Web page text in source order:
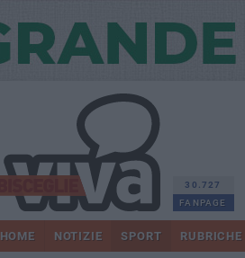
30.727
FANPAGE
HOME NOTIZIE SPORT RUBRICHE